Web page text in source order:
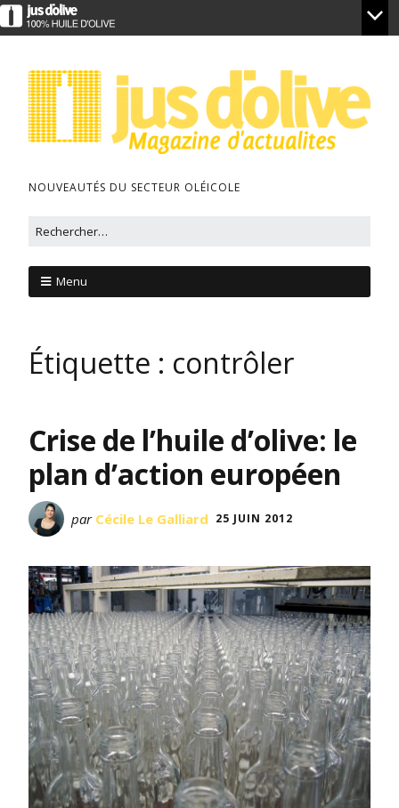
NOUVEAUTÉS DU SECTEUR OLÉICOLE
Menu
Étiquette : contrôler
Crise de l’huile d’olive: le
plan d’action européen
par Cécile Le Galliard 25 JUIN 2012